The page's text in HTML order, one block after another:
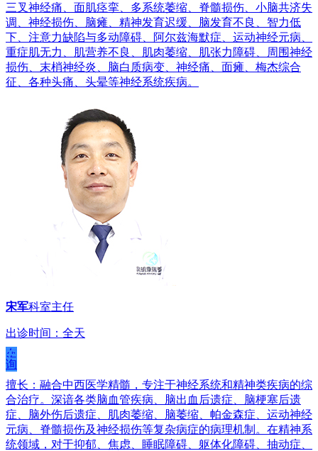
三叉神经痛、面肌痉挛、多系统萎缩、脊髓损伤、小脑共济失
调、神经损伤、脑瘫、精神发育迟缓、脑发育不良、智力低
下、注意力缺陷与多动障碍、阿尔兹海默症、运动神经元病、
重症肌无力、肌营养不良、肌肉萎缩、肌张力障碍、周围神经
损伤、末梢神经炎、脑白质病变、神经痛、面瘫、梅杰综合
征、各种头痛、头晕等神经系统疾病。
宋军科室主任
出诊时间：全天
在
线
咨
询
擅长：融合中西医学精髓，专注于神经系统和精神类疾病的综
合治疗。深谙各类脑血管疾病、脑出血后遗症、脑梗塞后遗
症、脑外伤后遗症、肌肉萎缩、脑萎缩、帕金森症、运动神经
元病、脊髓损伤及神经损伤等复杂病症的病理机制。在精神系
统领域，对于抑郁、焦虑、睡眠障碍、躯体化障碍、抽动症、